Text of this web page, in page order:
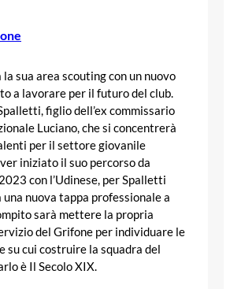
sua area scouting con un nuovo
a lavorare per il futuro del club.
figlio dell’ex commissario
Luciano, che si concentrerà
per il settore giovanile
iniziato il suo percorso da
con l’Udinese, per Spalletti
nuova tappa professionale a
sarà mettere la propria
del Grifone per individuare le
su cui costruire la squadra del
è Il Secolo XIX.